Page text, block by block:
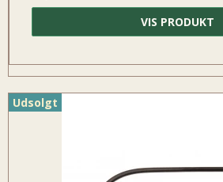
VIS PRODUKT
Udsolgt